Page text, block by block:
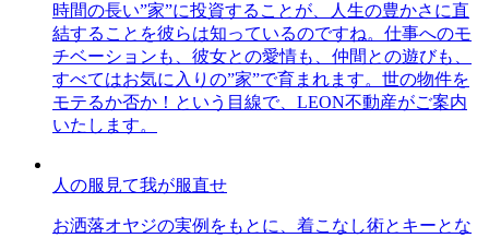
時間の長い”家”に投資することが、人生の豊かさに直
結することを彼らは知っているのですね。仕事へのモ
チベーションも、彼女との愛情も、仲間との遊びも、
すべてはお気に入りの”家”で育まれます。世の物件を
モテるか否か！という目線で、LEON不動産がご案内
いたします。
人の服見て我が服直せ
お洒落オヤジの実例をもとに、着こなし術とキーとな